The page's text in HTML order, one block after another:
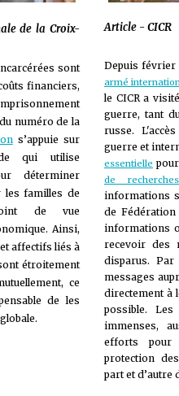
de la Croix-
sont
financiers,
numéro de la
s’appuie sur
qui utilise
déterminer
les familles de
de vue
Ainsi,
affectifs liés à
étroitement
ce
de les
Article - CICR
Depuis février
armé
le CICR a
guerre, tant
russe.
guerre et
essentielle
de recherches
informations
de
informations
recevoir des
disparus. Par
messages
directement à
possible.
immenses,
efforts
protection
part et d’autre